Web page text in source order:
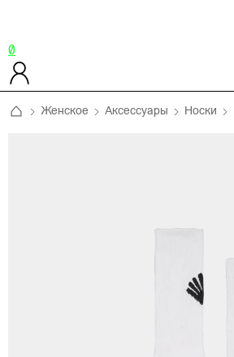
0
Женское Аксессуары Носки